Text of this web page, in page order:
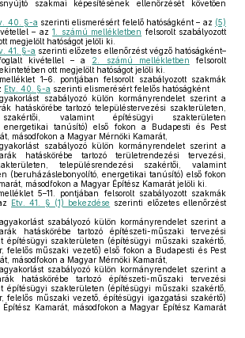
szakmai képesítésének ellenőrzését követően
40. §-a szerinti elismerésért felelő hatóságként – az (5)
– az1. számú mellékletben felsorolt szabályozott
megjelölt hatóságot jelöli ki.
41. §-a szerinti előzetes ellenőrzést végző hatóságként–
kivétellel – a 2. számú mellékletben felsorolt
ott megjelölt hatóságot jelöli ki.
1–6. pontjában felsorolt szabályozott szakmák
Etv. 40. §-a szerinti elismerésért felelős hatóságként
szabályozó külön kormányrendelet szerint a
hatáskörébe tartozó településtervezési szakterületen,
szakértői, valamint építésügyi szakterületen
energetikai tanúsító) első fokon a Budapesti és Pest
másodfokon a Magyar Mérnöki Kamarát,
szabályozó külön kormányrendelet szerint a
hatáskörébe tartozó területrendezési tervezési,
településrendezési szakértői, valamint
(beruházáslebonyolító, energetikai tanúsító) első fokon
másodfokon a Magyar Építész Kamarát jelöli ki.
5–11. pontjában felsorolt szabályozott szakmák
Etv. 41. § (1) bekezdése szerinti előzetes ellenőrzést
szabályozó külön kormányrendelet szerint a
hatáskörébe tartozó építészeti-műszaki tervezési
építésügyi szakterületen (építésügyi műszaki szakértő,
felelős műszaki vezető) első fokon a Budapesti és Pest
másodfokon a Magyar Mérnöki Kamarát,
szabályozó külön kormányrendelet szerint a
hatáskörébe tartozó építészeti-műszaki tervezési
építésügyi szakterületen (építésügyi műszaki szakértő,
felelős műszaki vezető, építésügyi igazgatási szakértő)
Kamarát, másodfokon a Magyar Építész Kamarát